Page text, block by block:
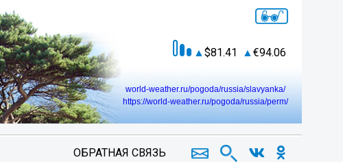
81.41 94.06
world-weather.ru/pogoda/russia/slavyanka/
https://world-weather.ru/pogoda/russia/perm/
ОБРАТНАЯ СВЯЗЬ